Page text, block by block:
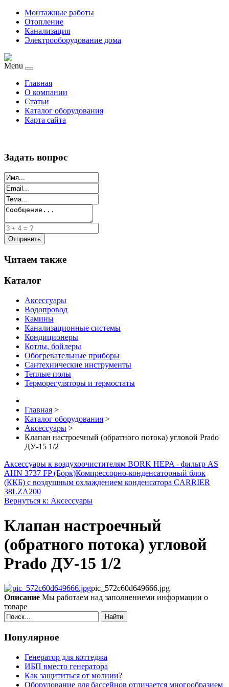
Монтажные работы
Отопление
Канализация
Электрооборудование дома
Menu
Главная
О компании
Статьи
Каталог оборудования
Карта сайта
Задать вопрос
Читаем также
Каталог
Аксессуары
Водопровод
Камины
Канализационные системы
Кондиционеры
Котлы, бойлеры
Обогревательные приборы
Сантехнические инструменты
Теплые полы
Терморегуляторы и термостаты
Главная >
Каталог оборудования >
Аксессуары >
Клапан настроечный (обратного потока) угловой Prado
ДУ-15 1/2
Аксессуары к воздухоочистителям BORK HEPA - фильтр AS
AHN 3737 FP (Борк)Компрессорно-конденсаторный блок
(ККБ) с воздушным охлаждением конденсатора CARRIER
38LZA200
Вернуться к: Аксессуары
Клапан настроечный
(обратного потока) угловой
Prado ДУ-15 1/2
pic_572c60d649666.jpg
Описание Мы работаем над заполнениеми информации о
товаре
Найти
Популярное
Генератор для коттеджа
ИБП вместо генератора
Как защититься от молнии?
Оборудование для бассейнов отличается многообразием